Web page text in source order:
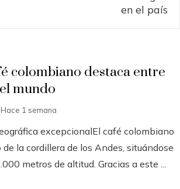
colombiano destaca entre
mundo
Hace 1 semana
excepcionalEl café colombiano
la cordillera de los Andes, situándose
metros de altitud. Gracias a este ...